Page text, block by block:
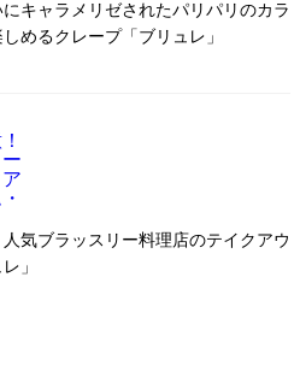
にキャラメリゼされたパリパリのカラ
めるクレープ「ブリュレ」
人気ブラッスリー料理店のテイクアウ
」